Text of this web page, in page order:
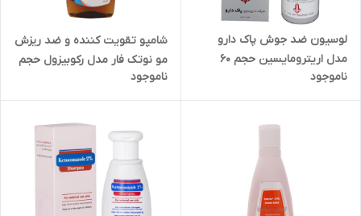
لوسیون ضد جوش پاک دارو
مدل اریترومایسین حجم 60
میلی لیتر بسته 2 عددی
ناموجود
شامپو تقویت کننده و ضد ریزش
مو نوتک فار مدل رکوبیزول حجم
200 میلی لیتر
ناموجود